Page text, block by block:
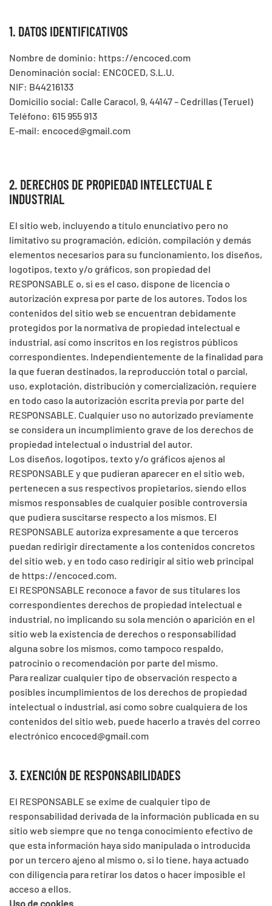
1. DATOS IDENTIFICATIVOS
Nombre de dominio: https://encoced.com
Denominación social: ENCOCED, S.L.U.
NIF: B44216133
Domicilio social: Calle Caracol, 9, 44147 – Cedrillas (Teruel)
Teléfono: 615 955 913
E-mail: encoced@gmail.com
2. DERECHOS DE PROPIEDAD INTELECTUAL E
INDUSTRIAL
El sitio web, incluyendo a título enunciativo pero no
limitativo su programación, edición, compilación y demás
elementos necesarios para su funcionamiento, los diseños,
logotipos, texto y/o gráficos, son propiedad del
RESPONSABLE o, si es el caso, dispone de licencia o
autorización expresa por parte de los autores. Todos los
contenidos del sitio web se encuentran debidamente
protegidos por la normativa de propiedad intelectual e
industrial, así como inscritos en los registros públicos
correspondientes. Independientemente de la finalidad para
la que fueran destinados, la reproducción total o parcial,
uso, explotación, distribución y comercialización, requiere
en todo caso la autorización escrita previa por parte del
RESPONSABLE. Cualquier uso no autorizado previamente
se considera un incumplimiento grave de los derechos de
propiedad intelectual o industrial del autor.
Los diseños, logotipos, texto y/o gráficos ajenos al
RESPONSABLE y que pudieran aparecer en el sitio web,
pertenecen a sus respectivos propietarios, siendo ellos
mismos responsables de cualquier posible controversia
que pudiera suscitarse respecto a los mismos. El
RESPONSABLE autoriza expresamente a que terceros
puedan redirigir directamente a los contenidos concretos
del sitio web, y en todo caso redirigir al sitio web principal
de https://encoced.com.
El RESPONSABLE reconoce a favor de sus titulares los
correspondientes derechos de propiedad intelectual e
industrial, no implicando su sola mención o aparición en el
sitio web la existencia de derechos o responsabilidad
alguna sobre los mismos, como tampoco respaldo,
patrocinio o recomendación por parte del mismo.
Para realizar cualquier tipo de observación respecto a
posibles incumplimientos de los derechos de propiedad
intelectual o industrial, así como sobre cualquiera de los
contenidos del sitio web, puede hacerlo a través del correo
electrónico encoced@gmail.com
3. EXENCIÓN DE RESPONSABILIDADES
El RESPONSABLE se exime de cualquier tipo de
responsabilidad derivada de la información publicada en su
sitio web siempre que no tenga conocimiento efectivo de
que esta información haya sido manipulada o introducida
por un tercero ajeno al mismo o, si lo tiene, haya actuado
con diligencia para retirar los datos o hacer imposible el
acceso a ellos.
Uso de cookies